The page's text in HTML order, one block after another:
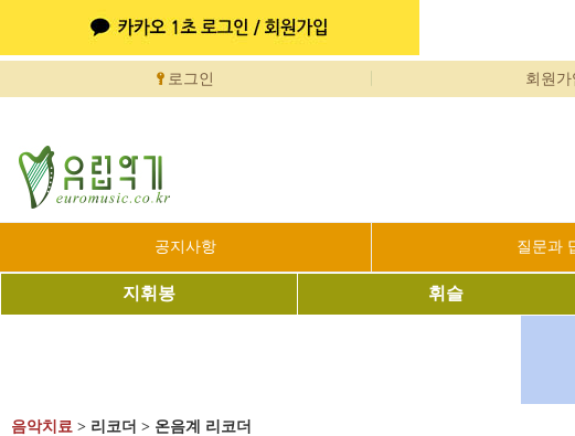
로그인 회원가
공지사항 질문과
지휘봉 휘슬
음악치료 > 리코더 > 온음계 리코더